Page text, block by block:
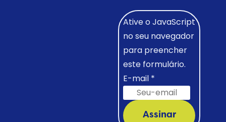
Ative o JavaScript
no seu navegador
para preencher
este formulário.
E-mail *
Assinar